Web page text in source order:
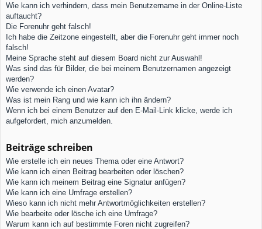
Wie kann ich verhindern, dass mein Benutzername in der Online-Liste
auftaucht?
Die Forenuhr geht falsch!
Ich habe die Zeitzone eingestellt, aber die Forenuhr geht immer noch
falsch!
Meine Sprache steht auf diesem Board nicht zur Auswahl!
Was sind das für Bilder, die bei meinem Benutzernamen angezeigt
werden?
Wie verwende ich einen Avatar?
Was ist mein Rang und wie kann ich ihn ändern?
Wenn ich bei einem Benutzer auf den E-Mail-Link klicke, werde ich
aufgefordert, mich anzumelden.
Beiträge schreiben
Wie erstelle ich ein neues Thema oder eine Antwort?
Wie kann ich einen Beitrag bearbeiten oder löschen?
Wie kann ich meinem Beitrag eine Signatur anfügen?
Wie kann ich eine Umfrage erstellen?
Wieso kann ich nicht mehr Antwortmöglichkeiten erstellen?
Wie bearbeite oder lösche ich eine Umfrage?
Warum kann ich auf bestimmte Foren nicht zugreifen?